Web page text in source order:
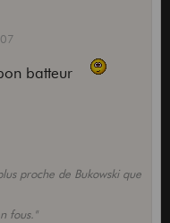
batteur
proche de Bukowski que
fous."